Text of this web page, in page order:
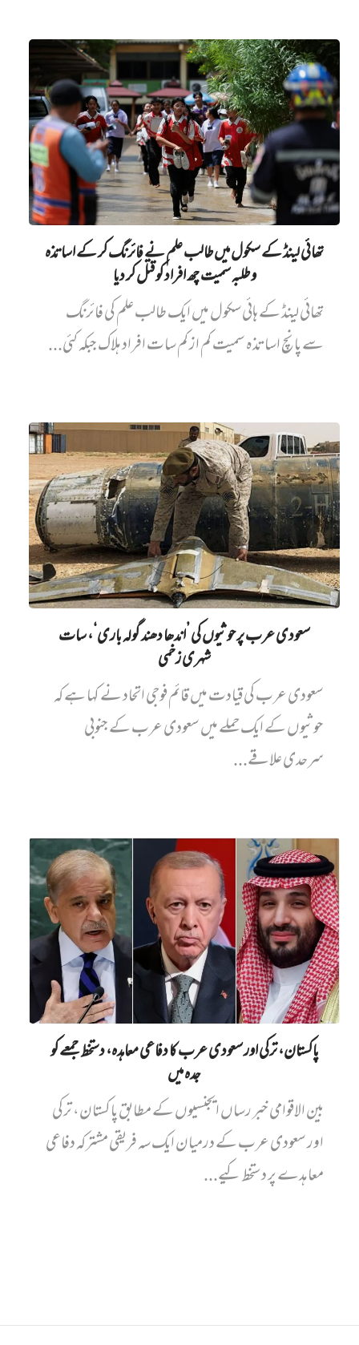
تھائی لینڈ کے سکول میں طالب علم نے فائرنگ کر کے اساتذہ
و طلبہ سمیت چھ افراد کو قتل کر دیا
تھائی لینڈ کے ہائی سکول میں ایک طالب علم کی فائرنگ
سے پانچ اساتذہ سمیت کم از کم سات افراد ہلاک جبکہ کئی...
سعودی عرب پر حوثیوں کی ’اندھا دھند گولہ باری‘، سات
شہری زخمی
سعودی عرب کی قیادت میں قائم فوجی اتحاد نے کہا ہے کہ
حوثیوں کے ایک حملے میں سعودی عرب کے جنوبی
سرحدی علاقے...
پاکستان، ترکی اور سعودی عرب کا دفاعی معاہدہ، دستخط جمعے کو
جدہ میں
بین الاقوامی خبر رساں ایجنسیوں کے مطابق پاکستان، ترکی
اور سعودی عرب کے درمیان ایک سہ فریقی مشترکہ دفاعی
معاہدے پر دستخط کیے...